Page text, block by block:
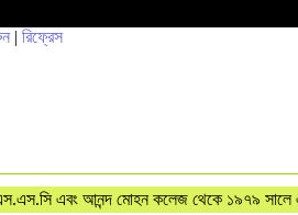
| রিফ্রেস
এবং আনন্দ মোহন কলেজ থেকে ১৯৭৯ সালে